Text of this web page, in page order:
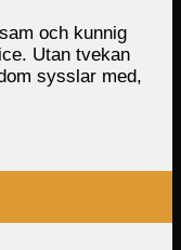
och kunnig
Utan tvekan
sysslar med,